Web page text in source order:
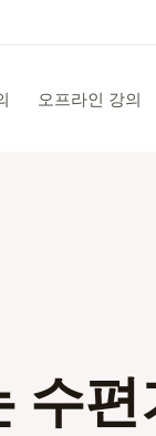
오프라인 강의
수